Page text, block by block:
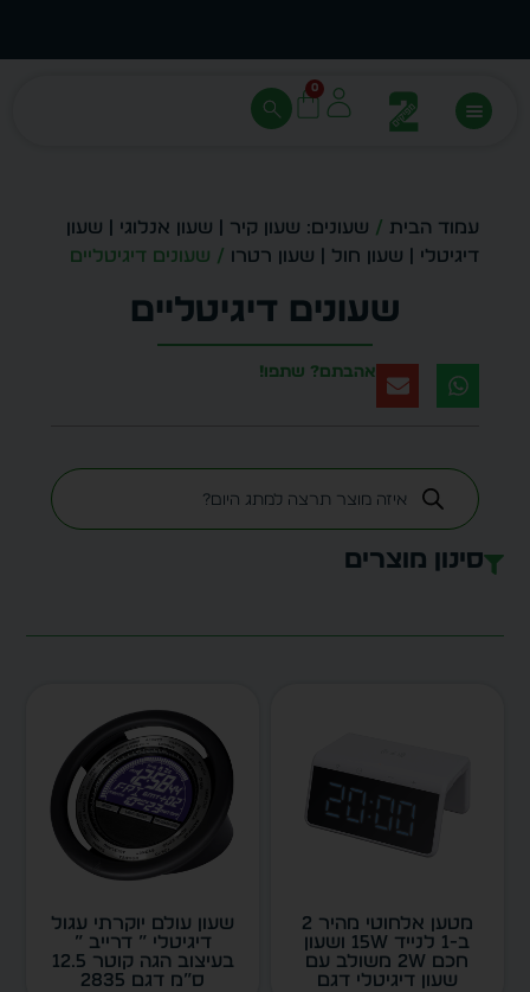
0
עמוד הבית / שעונים: שעון קיר | שעון אנלוגי | שעון
דיגיטלי | שעון חול | שעון רטרו / שעונים דיגיטליים
שעונים דיגיטליים
אהבתם? שתפו!
סינון מוצרים
מטען אלחוטי מהיר 2
ב-1 לנייד 15W ושעון
חכם 2W משולב עם
שעון דיגיטלי דגם
שעון עולם יוקרתי עגול
דיגיטלי ” דרייב ”
בעיצוב הגה קוטר 12.5
ס”מ דגם 2835